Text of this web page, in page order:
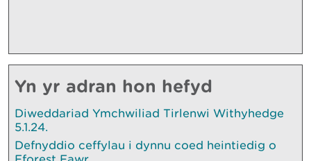
Yn yr adran hon hefyd
Diweddariad Ymchwiliad Tirlenwi Withyhedge
5.1.24.
Defnyddio ceffylau i dynnu coed heintiedig o